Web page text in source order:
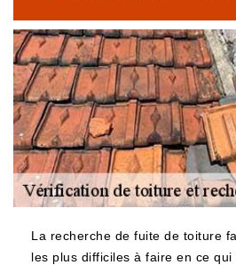
La recherche de fuite de toiture
les plus difficiles à faire en ce